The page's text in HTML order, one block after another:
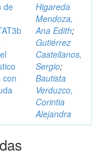
de
con
Higareda
Mendoza,
Ana Edith;
Gutiérrez
Castellanos,
Sergio;
Bautista
Verduzco,
Corintia
Alejandra